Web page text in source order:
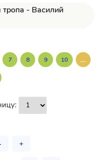
тропа - Василий
7 8 9 10 ...
+